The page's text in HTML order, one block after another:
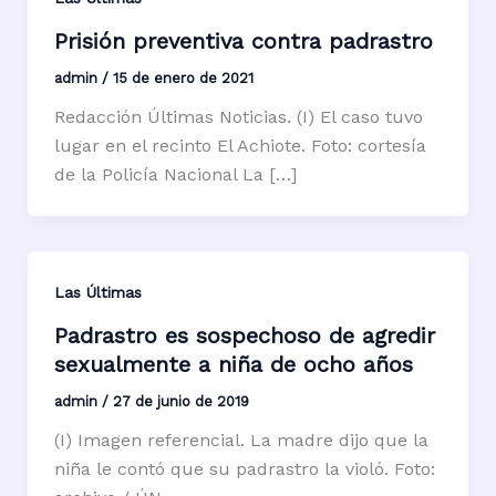
Prisión preventiva contra padrastro
admin / 15 de enero de 2021
Redacción Últimas Noticias. (I) El caso tuvo
lugar en el recinto El Achiote. Foto: cortesía
de la Policía Nacional La […]
Las Últimas
Padrastro es sospechoso de agredir
sexualmente a niña de ocho años
admin / 27 de junio de 2019
(I) Imagen referencial. La madre dijo que la
niña le contó que su padrastro la violó. Foto: